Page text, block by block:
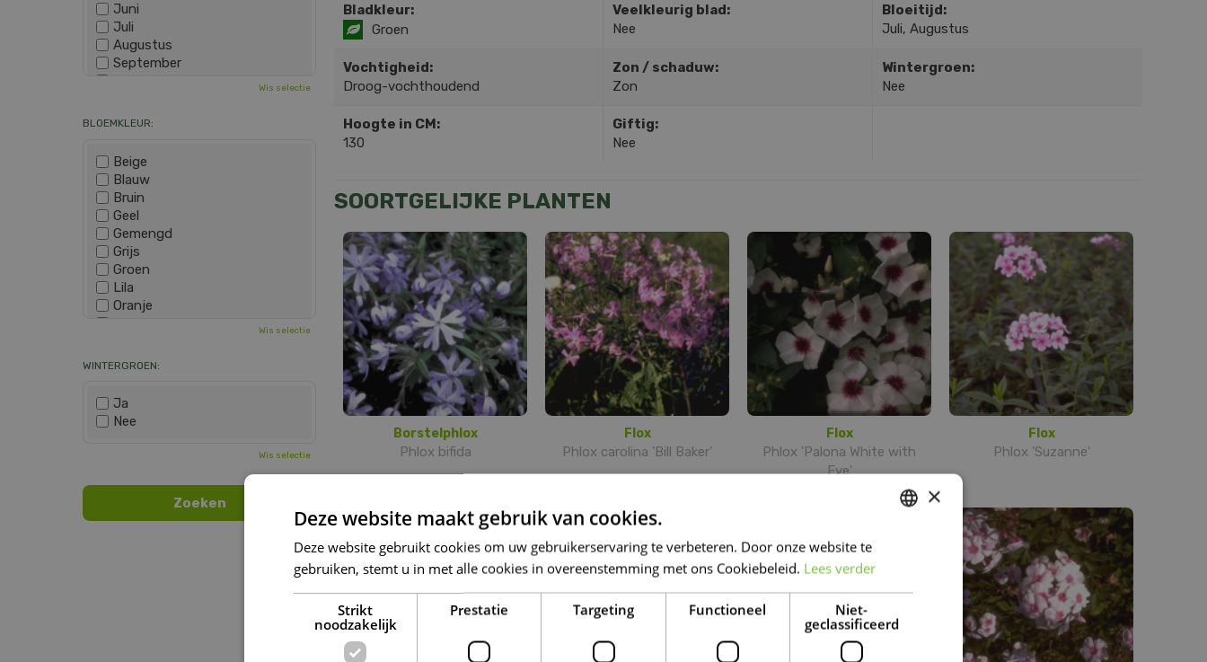
Bladkleur:
Groen
Veelkleurig blad:
Nee
Bloeitijd:
Juli, Augustus
Vochtigheid:
Droog-vochthoudend
Zon / schaduw:
Zon
Wintergroen:
Nee
Hoogte in CM:
130
Giftig:
Nee
SOORTGELIJKE PLANTEN
Borstelphlox
Phlox bifida
Flox
Phlox carolina 'Bill Baker'
Flox
Phlox 'Palona White with
Eye'
Flox
Phlox 'Suzanne'
Juni
Juli
Augustus
September
December
Wis selectie
BLOEMKLEUR:
Beige
Blauw
Bruin
Geel
Gemengd
Grijs
Groen
Lila
Oranje
Roze
Zwart
Wis selectie
WINTERGROEN:
Ja
Nee
Wis selectie
×
Deze website maakt gebruik van cookies.
Deze website gebruikt cookies om uw gebruikerservaring te verbeteren. Door onze website te
gebruiken, stemt u in met alle cookies in overeenstemming met ons Cookiebeleid. Lees verder
Strikt
noodzakelijk
Prestatie Targeting Functioneel
Niet-
geclassificeerd